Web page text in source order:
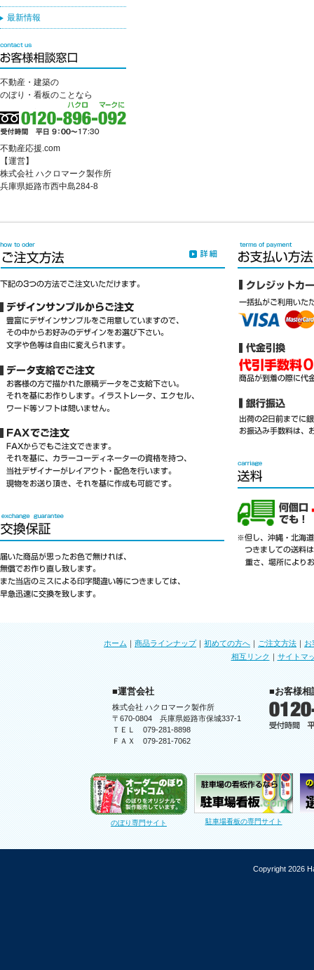
最新情報
不動産・建築の
のぼり・看板のことなら
不動産応援.com
【運営】
株式会社 ハクロマーク製作所
兵庫県姫路市西中島284-8
ホーム ｜ 商品ラインナップ｜ 初めての方へ ｜ ご注文方法 ｜ お
相互リンク ｜ サイトマ
■運営会社
株式会社 ハクロマーク製作所
〒670-0804 兵庫県姫路市保城337-1
ＴＥＬ 079-281-8898
ＦＡＸ 079-281-7062
■お客様相
のぼり専門サイト 駐車場看板の専門サイト
Copyright 2026